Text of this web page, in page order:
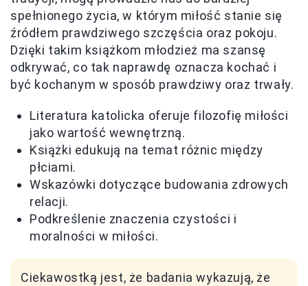
spełnionego życia, w którym miłość stanie się
źródłem prawdziwego szczęścia oraz pokoju.
Dzięki takim książkom młodzież ma szansę
odkrywać, co tak naprawdę oznacza kochać i
być kochanym w sposób prawdziwy oraz trwały.
Literatura katolicka oferuje filozofię miłości
jako wartość wewnętrzną.
Książki edukują na temat różnic między
płciami.
Wskazówki dotyczące budowania zdrowych
relacji.
Podkreślenie znaczenia czystości i
moralności w miłości.
Ciekawostką jest, że badania wykazują, że